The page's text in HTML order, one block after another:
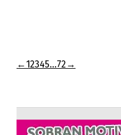
← 12345…72 →